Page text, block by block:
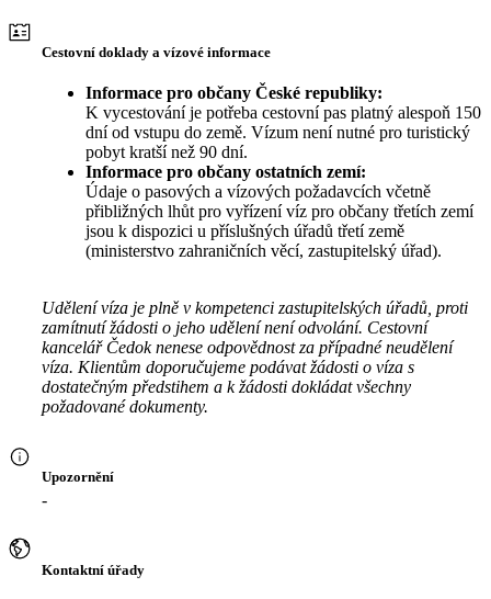
Cestovní doklady a vízové informace
Informace pro občany České republiky:
K vycestování je potřeba cestovní pas platný alespoň 150
dní od vstupu do země. Vízum není nutné pro turistický
pobyt kratší než 90 dní.
Informace pro občany ostatních zemí:
Údaje o pasových a vízových požadavcích včetně
přibližných lhůt pro vyřízení víz pro občany třetích zemí
jsou k dispozici u příslušných úřadů třetí země
(ministerstvo zahraničních věcí, zastupitelský úřad).
Udělení víza je plně v kompetenci zastupitelských úřadů, proti
zamítnutí žádosti o jeho udělení není odvolání. Cestovní
kancelář Čedok nenese odpovědnost za případné neudělení
víza. Klientům doporučujeme podávat žádosti o víza s
dostatečným předstihem a k žádosti dokládat všechny
požadované dokumenty.
Upozornění
-
Kontaktní úřady